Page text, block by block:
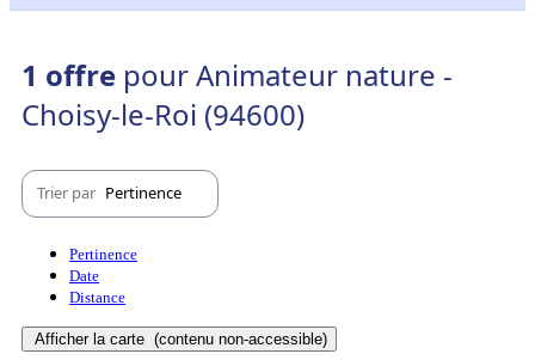
1 offre pour Animateur nature -
Choisy-le-Roi (94600)
Trier par Pertinence
Pertinence
Date
Distance
Afficher la carte (contenu non-accessible)